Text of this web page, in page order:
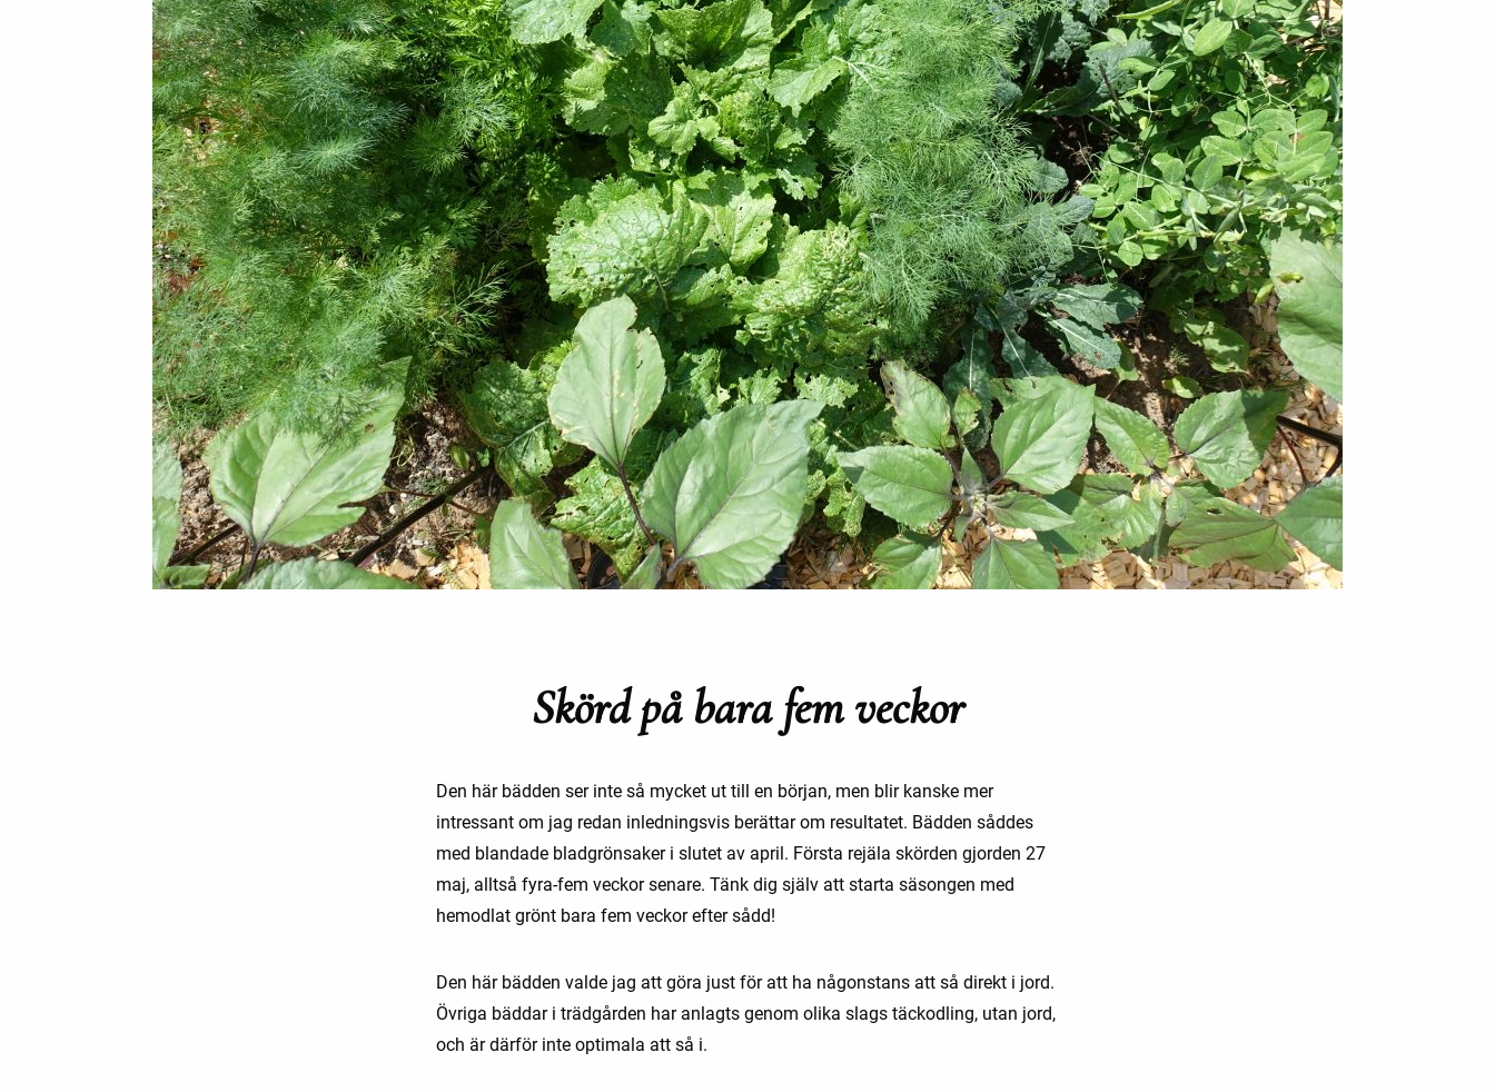
Skörd på bara fem veckor
Den här bädden ser inte så mycket ut till en början, men blir kanske mer
intressant om jag redan inledningsvis berättar om resultatet. Bädden såddes
med blandade bladgrönsaker i slutet av april. Första rejäla skörden gjorden 27
maj, alltså fyra-fem veckor senare. Tänk dig själv att starta säsongen med
hemodlat grönt bara fem veckor efter sådd!
Den här bädden valde jag att göra just för att ha någonstans att så direkt i jord.
Övriga bäddar i trädgården har anlagts genom olika slags täckodling, utan jord,
och är därför inte optimala att så i.